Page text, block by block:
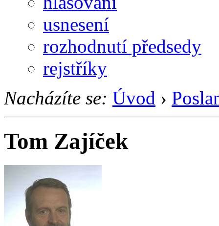
usnesení
rozhodnutí předsedy
rejstříky
Nacházíte se: Úvod ›
Tom Zajíček